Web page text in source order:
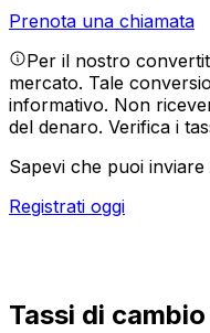
Prenota una chiamata
Per il nostro
mercato. Tale
informativo. Non
del denaro. Verifica i
Sapevi che puoi
Registrati oggi
Tassi di